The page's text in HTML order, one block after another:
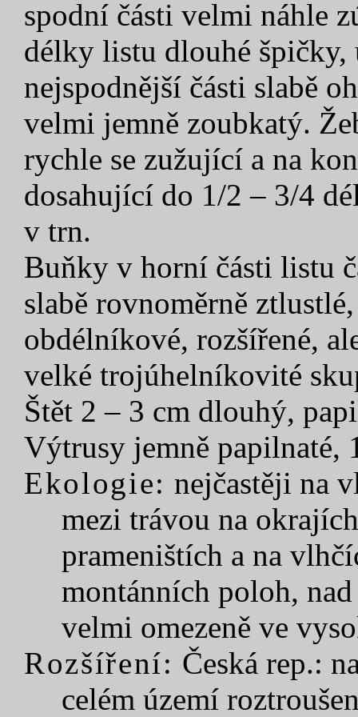
spodní části velmi náhle
délky listu dlouhé špičky,
nejspodnější části slabě
velmi jemně zoubkatý.
rychle se zužující a na
dosahující do 1/2 – 3/4
v trn.
Buňky v horní části listu
slabě rovnoměrně
obdélníkové, rozšířené,
velké trojúhelníkovité
Štět 2 – 3 cm dlouhý,
Výtrusy jemně papilnaté,
Ekologie: nejčastěji na
mezi trávou na
prameništích a na
montánních poloh,
velmi omezeně ve
Rozšíření: Česká rep.:
celém území